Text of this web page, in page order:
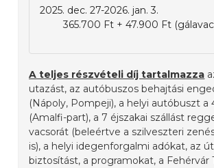
2025. dec. 27-2026. jan. 3.
365.700 Ft + 47.900 Ft
A teljes részvételi díj tartalmazza
utazást, az autóbuszos behajtási
(Nápoly, Pompeji), a helyi autóbuszt a
(Amalfi-part), a 7 éjszakai szállást
vacsorát (beleértve a szilveszteri
is), a helyi idegenforgalmi adókat, az
biztosítást, a programokat, a Fehérvár